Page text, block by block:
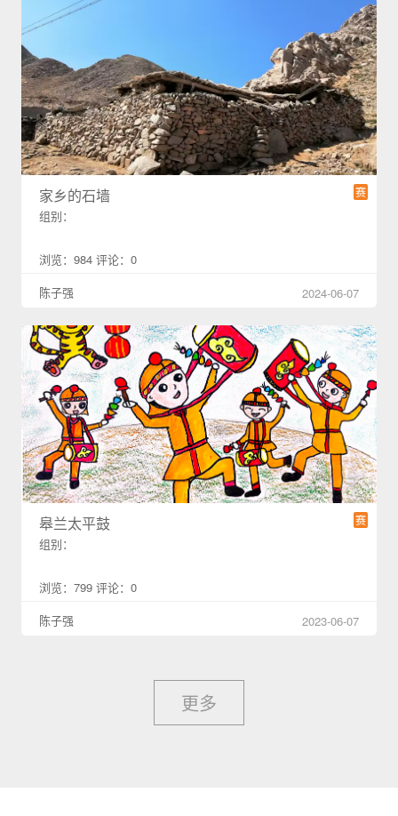
赛
家乡的石墙
组别：
浏览：984 评论：0
陈子强
2024-06-07
赛
皋兰太平鼓
组别：
浏览：799 评论：0
陈子强
2023-06-07
更多